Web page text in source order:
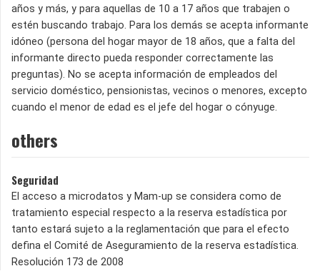
años y más, y para aquellas de 10 a 17 años que trabajen o
estén buscando trabajo. Para los demás se acepta informante
idóneo (persona del hogar mayor de 18 años, que a falta del
informante directo pueda responder correctamente las
preguntas). No se acepta información de empleados del
servicio doméstico, pensionistas, vecinos o menores, excepto
cuando el menor de edad es el jefe del hogar o cónyuge.
others
Seguridad
El acceso a microdatos y Mam-up se considera como de
tratamiento especial respecto a la reserva estadística por
tanto estará sujeto a la reglamentación que para el efecto
defina el Comité de Aseguramiento de la reserva estadística.
Resolución 173 de 2008